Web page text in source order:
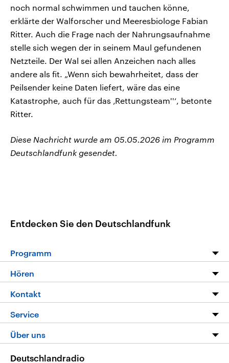
noch normal schwimmen und tauchen könne,
erklärte der Walforscher und Meeresbiologe Fabian
Ritter. Auch die Frage nach der Nahrungsaufnahme
stelle sich wegen der in seinem Maul gefundenen
Netzteile. Der Wal sei allen Anzeichen nach alles
andere als fit. „Wenn sich bewahrheitet, dass der
Peilsender keine Daten liefert, wäre das eine
Katastrophe, auch für das ‚Rettungsteam''‘, betonte
Ritter.
Diese Nachricht wurde am 05.05.2026 im Programm
Deutschlandfunk gesendet.
Entdecken Sie den Deutschlandfunk
Programm
Programm
Die Nachrichten
Nachrichtenleicht
Neue Beiträge auf dlf.de
Hören
Livestream
Podcasts
Deutschlandfunk App
Nachrichten App
Kontakt
Hörerservice
Service
FAQ
Über uns
Deutschlandradio